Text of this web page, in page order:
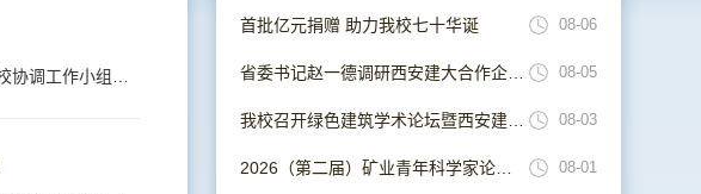
08-06
首批亿元捐赠 助力我校七十华诞
08-05
08-03
08-01